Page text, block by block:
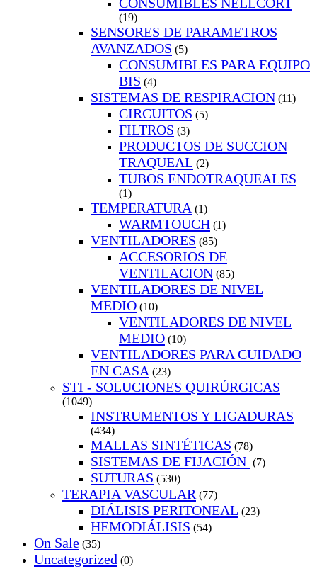
(19)
SENSORES DE PARAMETROS
AVANZADOS (5)
CONSUMIBLES PARA EQUIPO
BIS (4)
SISTEMAS DE RESPIRACION (11)
CIRCUITOS (5)
FILTROS (3)
PRODUCTOS DE SUCCION
TRAQUEAL (2)
TUBOS ENDOTRAQUEALES
(1)
TEMPERATURA (1)
WARMTOUCH (1)
VENTILADORES (85)
ACCESORIOS DE
VENTILACION (85)
VENTILADORES DE NIVEL
MEDIO (10)
VENTILADORES DE NIVEL
MEDIO (10)
VENTILADORES PARA CUIDADO
EN CASA (23)
STI - SOLUCIONES QUIRÚRGICAS
(1049)
INSTRUMENTOS Y LIGADURAS
(434)
MALLAS SINTÉTICAS (78)
SISTEMAS DE FIJACIÓN (7)
SUTURAS (530)
TERAPIA VASCULAR (77)
DIÁLISIS PERITONEAL (23)
HEMODIÁLISIS (54)
On Sale (35)
Uncategorized (0)